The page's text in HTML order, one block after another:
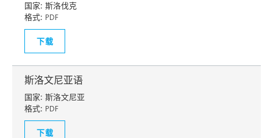
国家: 斯洛伐克
格式: PDF
下载
斯洛文尼亚语
国家: 斯洛文尼亚
格式: PDF
下载